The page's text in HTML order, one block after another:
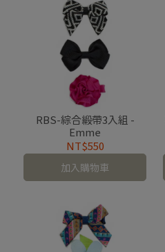
RBS-綜合緞帶3入組 -
Emme
NT$550
加入購物車